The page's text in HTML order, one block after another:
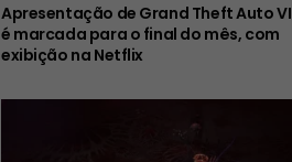
Apresentação de Grand Theft Auto VI
é marcada para o final do mês, com
exibição na Netflix